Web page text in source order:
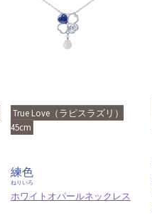
True Love（ラピスラズリ）
45cm
練色
ねりいろ
ホワイトオパールネックレス